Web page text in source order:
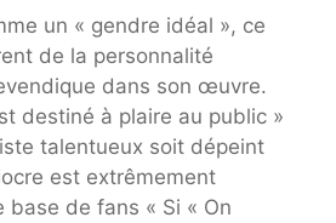
un « gendre idéal », ce
de la personnalité
dans son œuvre.
destiné à plaire au public »
talentueux soit dépeint
est extrêmement
de fans « Si « On